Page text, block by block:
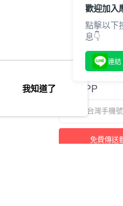
官方APP
免費傳送
我知道了
歡迎加入
點擊以下
息👇
連結